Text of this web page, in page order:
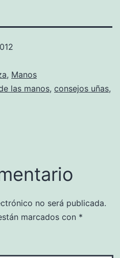
, Manos
las manos, consejos uñas,
no será publicada.
marcados con *